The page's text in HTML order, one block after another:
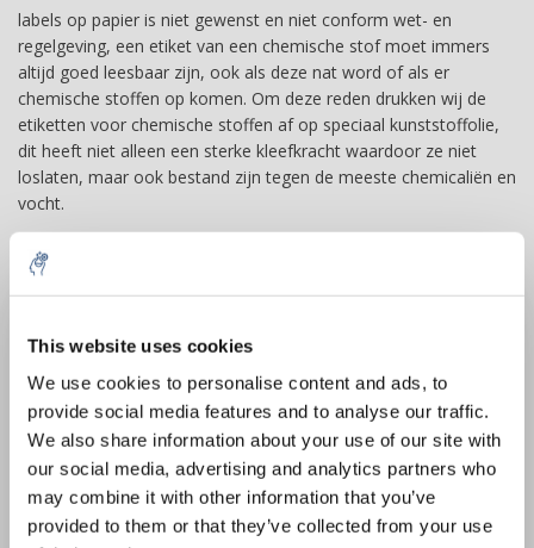
This website uses cookies
We use cookies to personalise content and ads, to
provide social media features and to analyse our traffic.
We also share information about your use of our site with
our social media, advertising and analytics partners who
may combine it with other information that you’ve
provided to them or that they’ve collected from your use
labels op papier is niet gewenst en niet conform wet- en
regelgeving, een etiket van een chemische stof moet immers
altijd goed leesbaar zijn, ook als deze nat word of als er
chemische stoffen op komen. Om deze reden drukken wij de
etiketten voor chemische stoffen af op speciaal kunststoffolie,
dit heeft niet alleen een sterke kleefkracht waardoor ze niet
loslaten, maar ook bestand zijn tegen de meeste chemicaliën en
vocht.
U kunt ons een ontwerp sturen of we kunnen samen met u een
label ontwerpen voor uw chemische producten. Na akkoord
kunnen de etiketten de zelfde dag gedrukt worden waardoor er
Chemische etiketten kopen is bij ons dus heel gemakkelijk en
flexibel, u kunt bij ons afnemen vanaf 1 stuk tot en met volle
rollen. Tevens is er keuze uit verschillende afwerkingen, zo kan u
denken aan etiketten voor gevaarlijke stoffen op glas- of matte
folie.
order
Sign up for our newsletter to stay
informed about our new products, and
receive a 10% discount on your next
purchase for all chemical products from
our own brand 😀